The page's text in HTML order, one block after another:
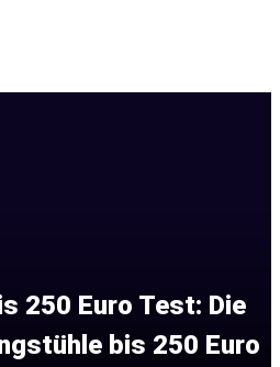
250 Euro Test: Die
bis 250 Euro